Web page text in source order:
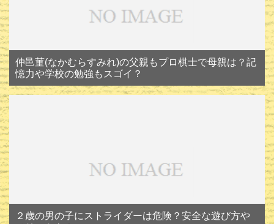
仲邑菫(なかむらすみれ)の父親もプロ棋士で母親は？記
憶力や学校の勉強もスゴイ？
２歳の男の子にストライダーは危険？安全な遊び方や